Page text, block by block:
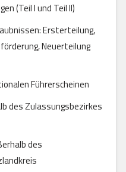
(Teil I und Teil II)
Ersterteilung,
Neuerteilung
Führerscheinen
des Zulassungsbezirkes
des